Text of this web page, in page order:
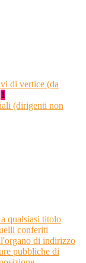
di vertice (da
1
(dirigenti non
qualsiasi titolo
conferiti
di indirizzo
pubbliche di